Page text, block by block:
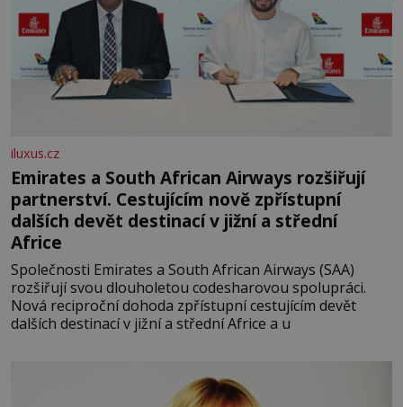
iluxus.cz
Emirates a South African Airways rozšiřují
partnerství. Cestujícím nově zpřístupní
dalších devět destinací v jižní a střední
Africe
Společnosti Emirates a South African Airways (SAA)
rozšiřují svou dlouholetou codesharovou spolupráci.
Nová reciproční dohoda zpřístupní cestujícím devět
dalších destinací v jižní a střední Africe a u